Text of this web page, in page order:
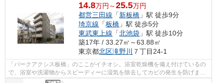
14.8万円～25.5万円
都営三田線 「新板橋 」駅 徒歩9分
埼京線 「板橋 」駅 徒歩5分
東武東上線 「北池袋 」駅 徒歩10分
築17年 / 33.27㎡～63.88㎡
東京都北区滝野川 ７丁目24-1
「パークアクシス板橋」のここがイチオシ。浴室乾燥機を備え付けているの
で、浴室や洗濯物からスピーディーに湿気を除去してカビの発生を防げま
す。防犯対策をしっかりしたいならオー...